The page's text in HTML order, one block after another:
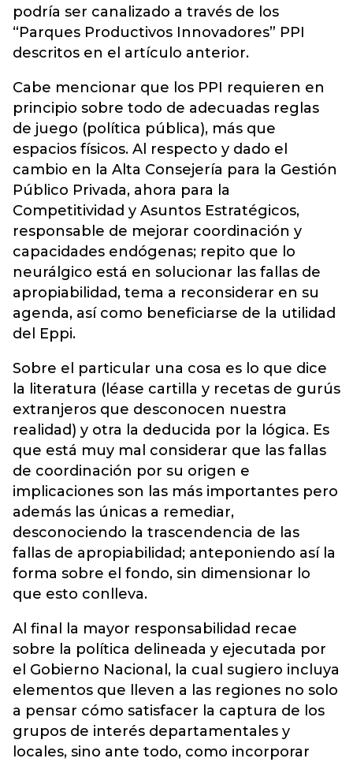
podría ser canalizado a través de los
“Parques Productivos Innovadores” PPI
descritos en el artículo anterior.
Cabe mencionar que los PPI requieren en
principio sobre todo de adecuadas reglas
de juego (política pública), más que
espacios físicos. Al respecto y dado el
cambio en la Alta Consejería para la Gestión
Público Privada, ahora para la
Competitividad y Asuntos Estratégicos,
responsable de mejorar coordinación y
capacidades endógenas; repito que lo
neurálgico está en solucionar las fallas de
apropiabilidad, tema a reconsiderar en su
agenda, así como beneficiarse de la utilidad
del Eppi.
Sobre el particular una cosa es lo que dice
la literatura (léase cartilla y recetas de gurús
extranjeros que desconocen nuestra
realidad) y otra la deducida por la lógica. Es
que está muy mal considerar que las fallas
de coordinación por su origen e
implicaciones son las más importantes pero
además las únicas a remediar,
desconociendo la trascendencia de las
fallas de apropiabilidad; anteponiendo así la
forma sobre el fondo, sin dimensionar lo
que esto conlleva.
Al final la mayor responsabilidad recae
sobre la política delineada y ejecutada por
el Gobierno Nacional, la cual sugiero incluya
elementos que lleven a las regiones no solo
a pensar cómo satisfacer la captura de los
grupos de interés departamentales y
locales, sino ante todo, como incorporar